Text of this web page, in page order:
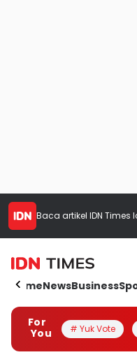
Baca artikel IDN Times
HomeNewsBusiness
For
You
# Yuk Vote